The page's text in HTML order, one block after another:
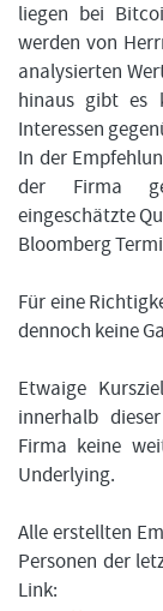
liegen bei
werden von
analysierten
hinaus gibt es
Interessen
In der
der Firma
eingeschätzte
Bloomberg
Für eine
dennoch keine
Etwaige
innerhalb
Firma keine
Underlying.
Alle erstellten
Personen der
Link: